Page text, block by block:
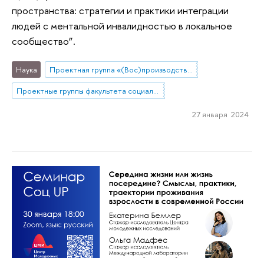
пространства: стратегии и практики интеграции
людей с ментальной инвалидностью в локальное
сообщество”.
Наука
Проектная группа «(Вос)производство инклюзивного жизненного пространства: стратегии и практики интеграции людей с ментальной инвалидностью в локальное сообщество»
Проектные группы факультета социальных наук
27 января 2024